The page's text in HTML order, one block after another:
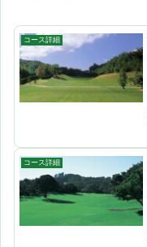
コース詳細
コース詳細